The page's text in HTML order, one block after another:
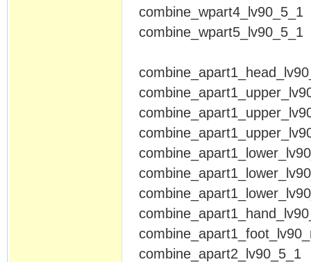
combine_wpart4_lv90_5_1
combine_wpart5_lv90_5_1